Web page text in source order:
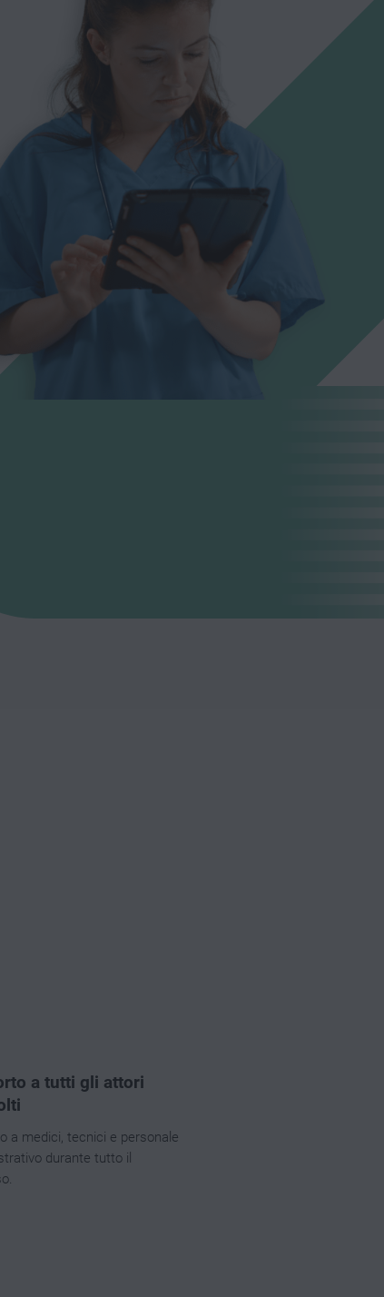
a tutti gli attori
a medici, tecnici e personale
durante tutto il